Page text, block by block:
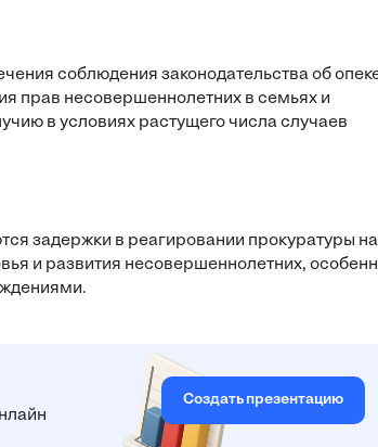
соблюдения законодательства об
прав несовершеннолетних в семьях и
в условиях растущего числа случаев
задержки в реагировании прокуратуры на
и развития несовершеннолетних,
Создать презентацию